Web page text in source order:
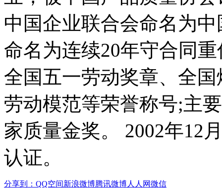
中国企业联合会命名为
命名为连续20年守合同
全国五一劳动奖章、全
劳动模范等荣誉称号;主
家质量金奖。 2002年12
认证。
分享到： QQ空间新浪微博腾讯微博人人网微信